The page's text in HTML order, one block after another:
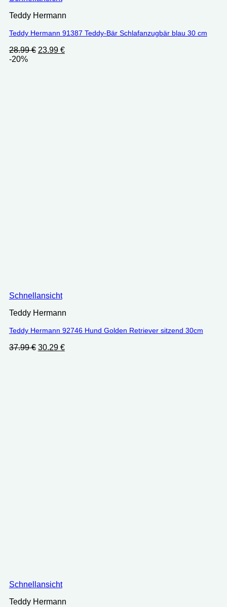
Teddy Hermann
Teddy Hermann 91387 Teddy-Bär Schlafanzugbär blau 30 cm
28.99€ Ursprünglicher
23.99 €Aktueller
-20%
Schnellansicht
Teddy Hermann
Teddy Hermann 92746 Hund Golden Retriever sitzend 30cm
37.99€ Ursprünglicher
30.29 €Aktueller
Schnellansicht
Teddy Hermann